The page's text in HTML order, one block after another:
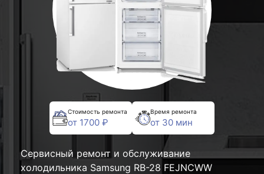
Стоимость ремонта
от 1700 ₽
Время ремонта
от 30 мин
Сервисный ремонт и обслуживание
холодильника Samsung RB-28 FEJNCWW